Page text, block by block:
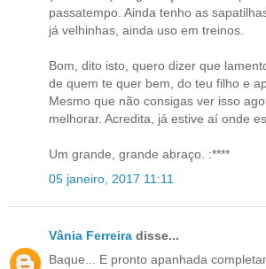
passatempo. Ainda tenho as
já velhinhas, ainda uso em treinos.
Bom, dito isto, quero dizer que
de quem te quer bem, do teu filho e
Mesmo que não consigas ver isso
melhorar. Acredita, já estive aí onde
Um grande, grande abraço. :****
05 janeiro, 2017 11:11
Vânia Ferreira disse...
Baque... E pronto apanhada